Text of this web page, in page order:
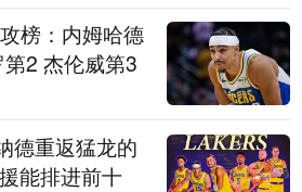
榜：内姆哈德
2 杰伦威第3
德重返猛龙的
能排进前十